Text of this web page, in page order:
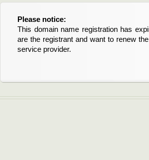
Please notice:
This domain name registration has
are the registrant and want to renew
service provider.
Bitte beachten Sie:
Diese Domainregistrierung ist
Domain stehen an. Wenn Sie der
verlängern möchten, kontaktieren Sie